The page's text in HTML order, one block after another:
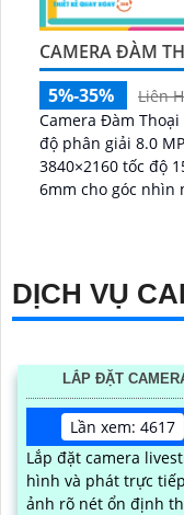
CAMERA ĐÀM
5%-35%
Liên
Camera Đàm Thoại
độ phân giải 8.0
3840×2160 tốc độ
6mm cho góc nhìn
DỊCH VỤ
LẮP ĐẶT
Lần xem: 4617
Lắp đặt camera
hình và phát trực
ảnh rõ nét ổn định